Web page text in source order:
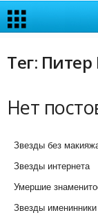
Тег:
Нет
Звезды без
Звезды интернета
Умершие
Звезды именинники